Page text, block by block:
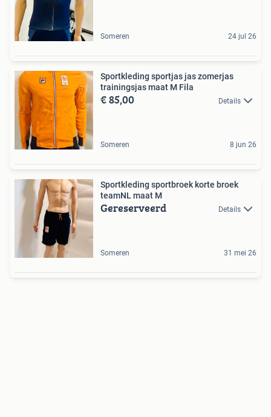
Someren 24 jul 26
Sportkleding sportjas jas zomerjas
trainingsjas maat M Fila
€ 85,00 Details
Someren 8 jun 26
Sportkleding sportbroek korte broek
teamNL maat M
Gereserveerd Details
Someren 31 mei 26